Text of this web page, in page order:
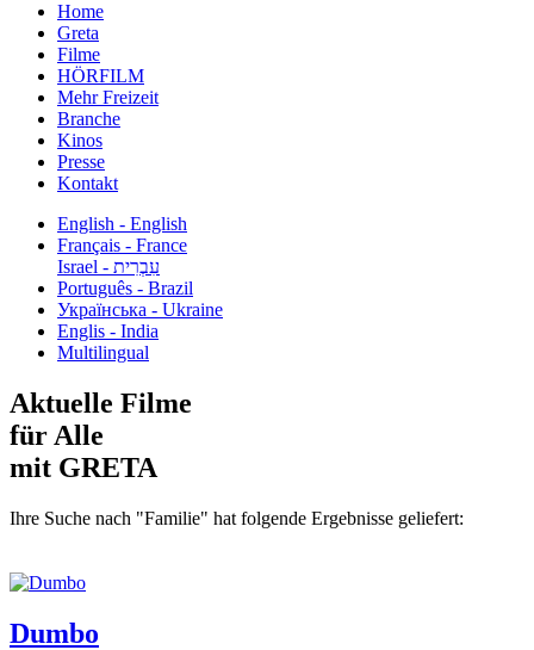
Home
Greta
Filme
HÖRFILM
Mehr Freizeit
Branche
Kinos
Presse
Kontakt
English - English
Français - France
עִבְרִית - Israel
Português - Brazil
Українська - Ukraine
Englis - India
Multilingual
Aktuelle Filme
für Alle
mit GRETA
Ihre Suche nach "Familie" hat folgende Ergebnisse geliefert:
Dumbo